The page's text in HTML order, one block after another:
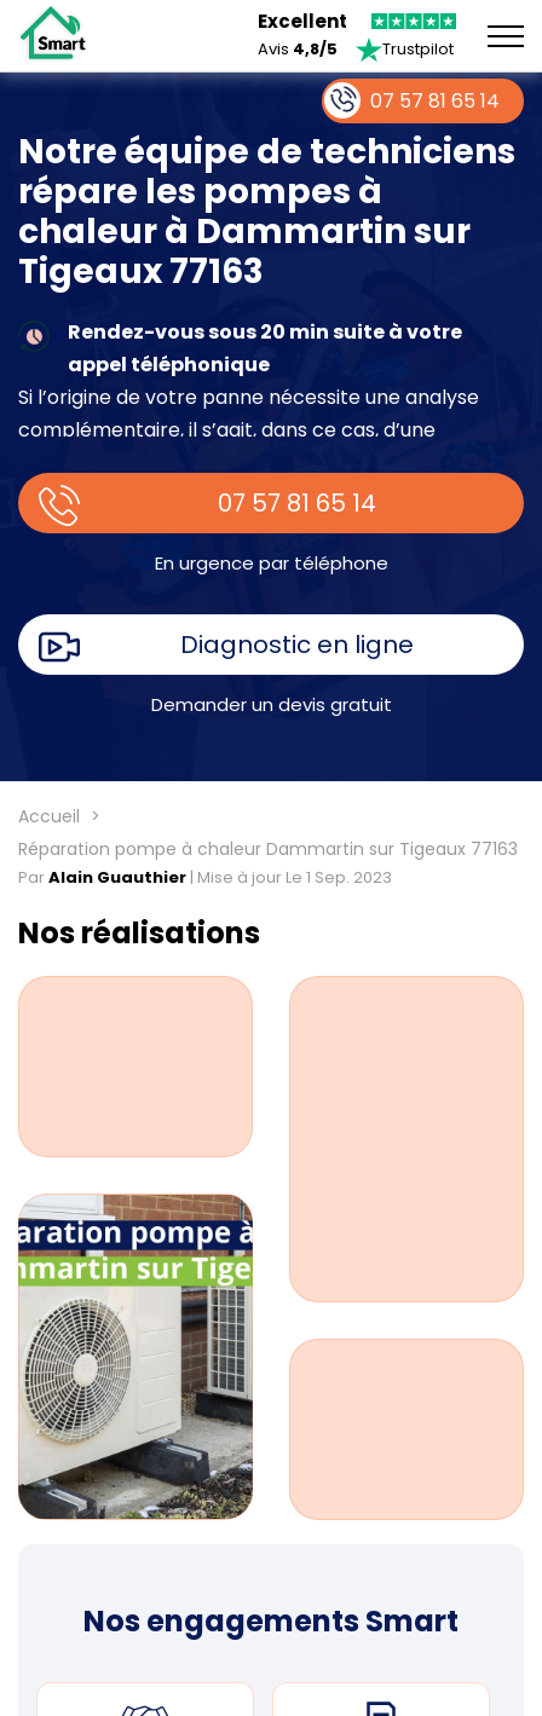
Excellent
Avis 4,8/5 Trustpilot
Notre équipe de techniciens
répare les pompes à
chaleur à Dammartin sur
Tigeaux 77163
Rendez-vous sous 20 min suite à votre
appel téléphonique
Si l’origine de votre panne nécessite une analyse
complémentaire, il s’agit, dans ce cas, d’une
place.
07 57 81 65 14
En urgence par téléphone
Diagnostic en ligne
Demander un devis gratuit
Accueil
Réparation pompe à chaleur Dammartin sur Tigeaux 77163
ParAlain Guauthier | Mise à jour Le 1 Sep. 2023
Nos réalisations
Nos engagements Smart
07 57 81 65 14